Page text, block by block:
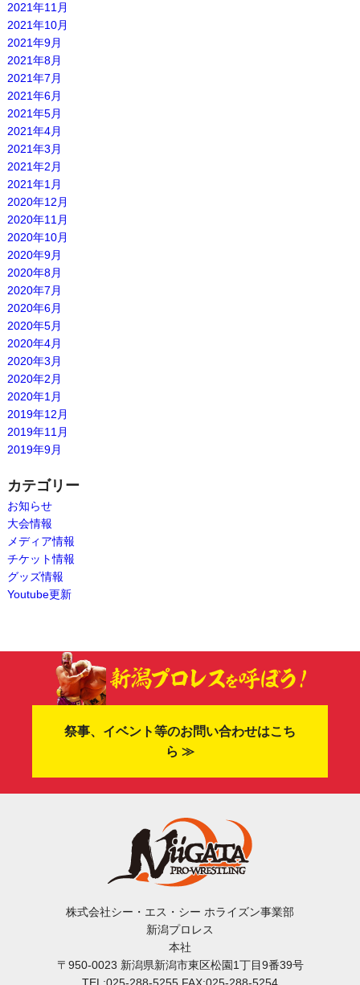
2021年11月
2021年10月
2021年9月
2021年8月
2021年7月
2021年6月
2021年5月
2021年4月
2021年3月
2021年2月
2021年1月
2020年12月
2020年11月
2020年10月
2020年9月
2020年8月
2020年7月
2020年6月
2020年5月
2020年4月
2020年3月
2020年2月
2020年1月
2019年12月
2019年11月
2019年9月
カテゴリー
お知らせ
大会情報
メディア情報
チケット情報
グッズ情報
Youtube更新
祭事、イベント等のお問い合わせはこち
ら ≫
株式会社シー・エス・シー ホライズン事業部
新潟プロレス
本社
〒950-0023 新潟県新潟市東区松園1丁目9番39号